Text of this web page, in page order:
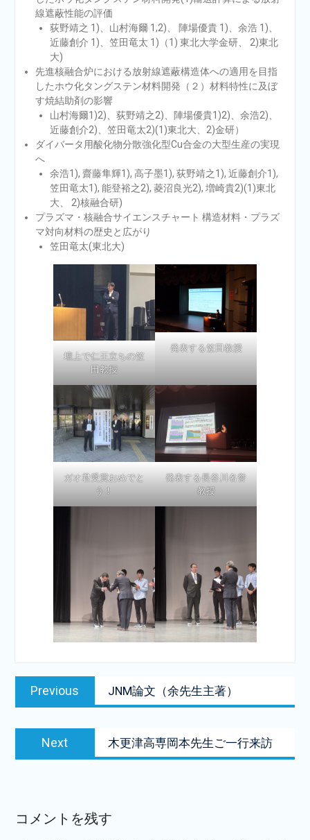
線遮蔽性能の評価
荻野靖之 1)、⼭村海爾 1,2)、 陣場優貴 1)、余浩 1)、
近藤創介 1)、笠⽥⻯太 1)（1) 東北⼤学⾦研、 2)東北
⼤)
先進核融合炉における放射線遮蔽構造体への適⽤を⽬指
したホウ化タングステン材料開発（２）材料特性に及ぼ
す焼結助剤の影響
⼭村海爾1)2)、荻野靖之2)、陣場優貴1)2)、余浩2)、
近藤創介2)、笠⽥⻯太2)(1)東北⼤、2)⾦研）
ダイバータ⽤酸化物分散強化型Cu合⾦の⼤型⽣産の実現
へ
余浩1), 齋藤隼輝1), ⾼⼦墨1), 荻野靖之1), 近藤創介1),
笠⽥⻯太1), 能登裕之2), 菱沼良光2), 増崎貴2)(1)東北
⼤、 2)核融合研)
プラズマ・核融合サイエンスチャート 構造材料・プラズ
マ対向材料の歴史と広がり
笠⽥⻯太(東北⼤)
壇上で仁王立ちの笠
田教授
発表する笠田教授
ガオ君受賞おめでと
う！
発表する長谷川名誉
教授
投
ゲ
シ
Previous
Previous
post:
JNM論文（余先生主著）
Next
Next
post:
木更津高専岡本先生ご一行来訪
コメントを残す